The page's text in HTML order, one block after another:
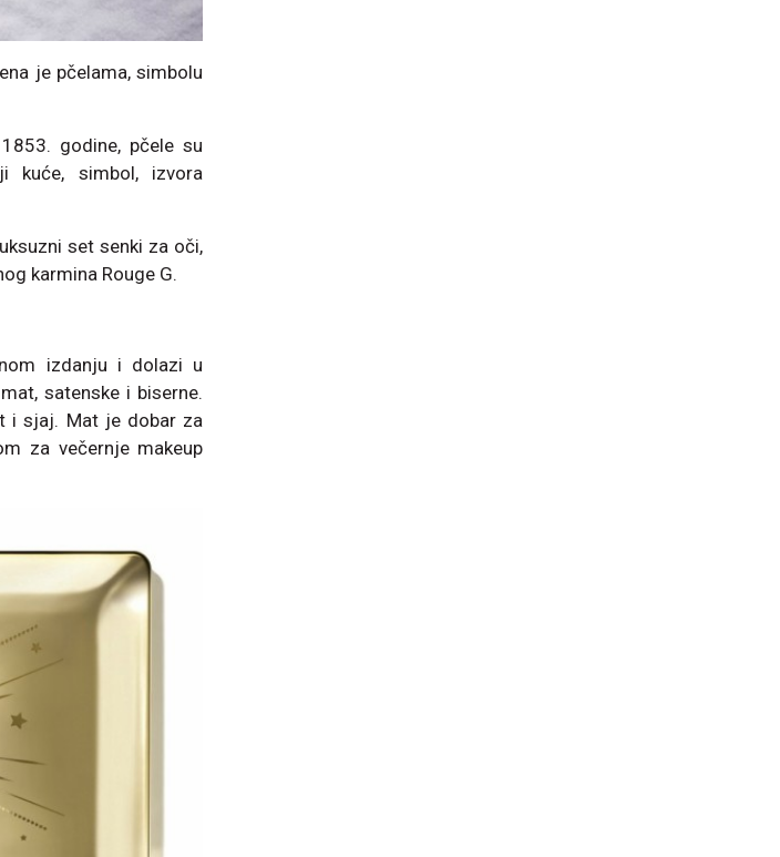
je pčelama, simbolu
godine, pčele su
kuće, simbol, izvora
set senki za oči,
karmina Rouge G.
izdanju i dolazi u
satenske i biserne.
i sjaj. Mat je dobar za
za večernje makeup